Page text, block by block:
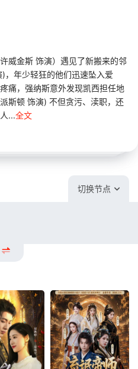
金斯 饰演）遇见了新搬来的邻
，年少轻狂的他们迅速坠入爱
痛，强纳斯意外发现凯西担任地
斯顿 饰演) 不但贪污、渎职，还
...全文
切换节点